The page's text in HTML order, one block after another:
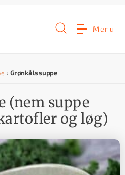
Menu
› Grønkålssuppe
(nem suppe
og løg)